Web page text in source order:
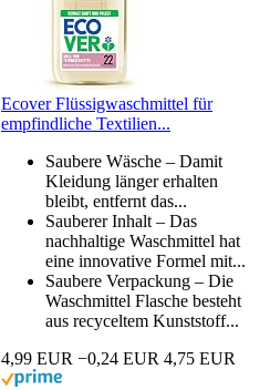
Ecover Flüssigwaschmittel für
empfindliche Textilien...
Saubere Wäsche – Damit
Kleidung länger erhalten
bleibt, entfernt das...
Sauberer Inhalt – Das
nachhaltige Waschmittel hat
eine innovative Formel mit...
Saubere Verpackung – Die
Waschmittel Flasche besteht
aus recyceltem Kunststoff...
4,99 EUR −0,24 EUR 4,75 EUR